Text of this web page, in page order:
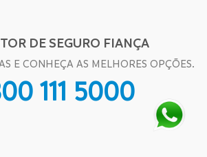
DE SEGURO FIANÇA
E CONHEÇA AS MELHORES OPÇÕES.
111 5000